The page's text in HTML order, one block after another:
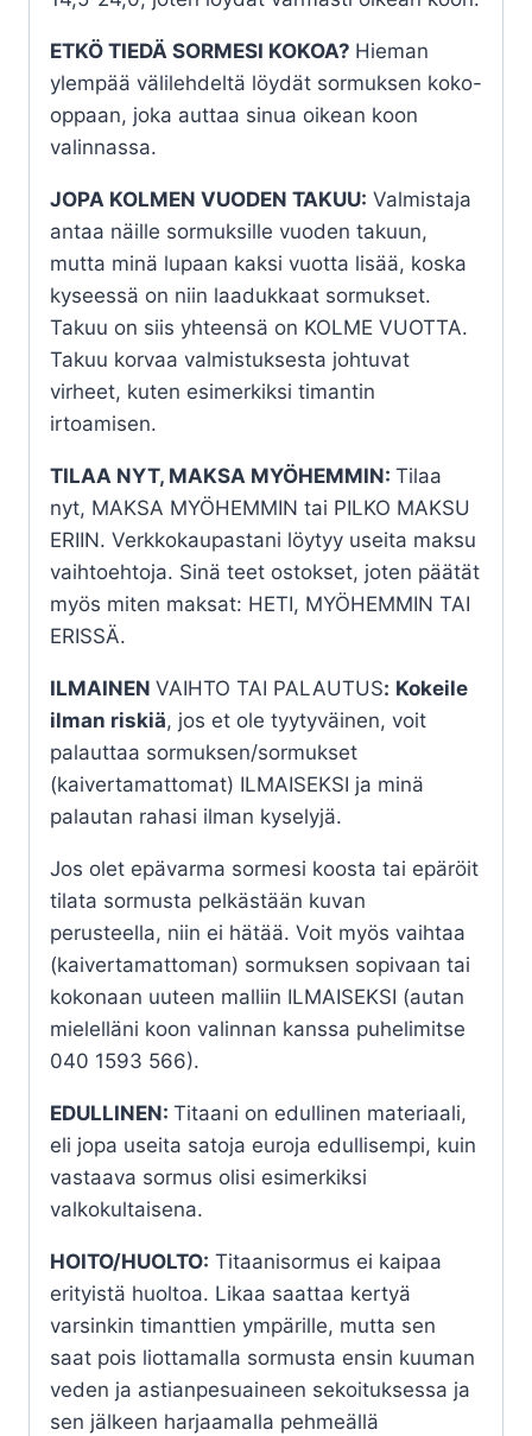
ETKÖ TIEDÄ SORMESI KOKOA? Hieman
ylempää välilehdeltä löydät sormuksen koko-
oppaan, joka auttaa sinua oikean koon
valinnassa.
JOPA KOLMEN VUODEN TAKUU: Valmistaja
antaa näille sormuksille vuoden takuun,
mutta minä lupaan kaksi vuotta lisää, koska
kyseessä on niin laadukkaat sormukset.
Takuu on siis yhteensä on KOLME VUOTTA.
Takuu korvaa valmistuksesta johtuvat
virheet, kuten esimerkiksi timantin
irtoamisen.
TILAA NYT, MAKSA MYÖHEMMIN: Tilaa
nyt, MAKSA MYÖHEMMIN tai PILKO MAKSU
ERIIN. Verkkokaupastani löytyy useita maksu
vaihtoehtoja. Sinä teet ostokset, joten päätät
myös miten maksat: HETI, MYÖHEMMIN TAI
ERISSÄ.
ILMAINEN VAIHTO TAI PALAUTUS: Kokeile
ilman riskiä, jos et ole tyytyväinen, voit
palauttaa sormuksen/sormukset
(kaivertamattomat) ILMAISEKSI ja minä
palautan rahasi ilman kyselyjä.
Jos olet epävarma sormesi koosta tai epäröit
tilata sormusta pelkästään kuvan
perusteella, niin ei hätää. Voit myös vaihtaa
(kaivertamattoman) sormuksen sopivaan tai
kokonaan uuteen malliin ILMAISEKSI (autan
mielelläni koon valinnan kanssa puhelimitse
040 1593 566).
EDULLINEN: Titaani on edullinen materiaali,
eli jopa useita satoja euroja edullisempi, kuin
vastaava sormus olisi esimerkiksi
valkokultaisena.
HOITO/HUOLTO: Titaanisormus ei kaipaa
erityistä huoltoa. Likaa saattaa kertyä
varsinkin timanttien ympärille, mutta sen
saat pois liottamalla sormusta ensin kuuman
veden ja astianpesuaineen sekoituksessa ja
sen jälkeen harjaamalla pehmeällä